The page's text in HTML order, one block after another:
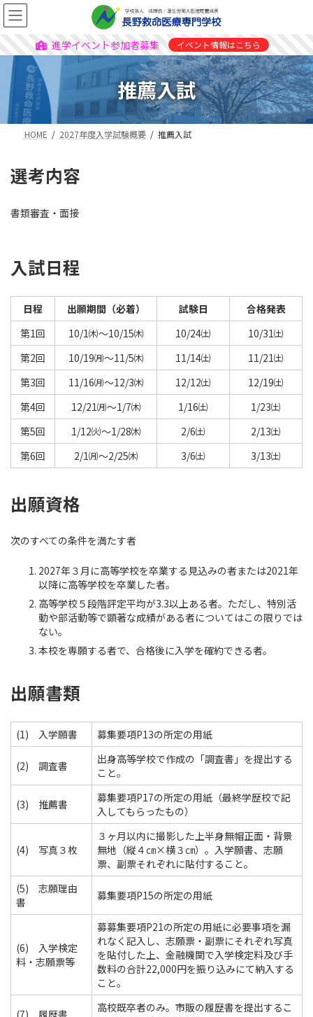
進学イベント参加者募集 イベント情報はこちら
推薦入試
HOME 2027年度入学試験概要 推薦入試
選考内容
書類審査・面接
入試日程
日程 出願期間（必着） 試験日
合格発表
第1回
10/1㈭～10/15㈭ 10/24㈯
10/31㈯
第2回
10/19㈪～11/5㈭ 11/14㈯
11/21㈯
第3回
11/16㈪～12/3㈭ 12/12㈯
12/19㈯
第4回
12/21㈪～1/7㈭ 1/16㈯
1/23㈯
第5回
1/12㈫～1/28㈭ 2/6㈯
2/13㈯
第6回
2/1㈪～2/25㈭ 3/6㈯ 3/13㈯
出願資格
次のすべての条件を満たす者
2027年３月に高等学校を卒業する見込みの者または2021年
以降に高等学校を卒業した者。
高等学校５段階評定平均が3.3以上ある者。ただし、特別活
動や部活動等で顕著な成績がある者についてはこの限りでは
ない。
本校を専願する者で、合格後に入学を確約できる者。
出願書類
(1) 入学願書 募集要項P13の所定の用紙
(2) 調査書
出身高等学校で作成の「調査書」を提出する
こと。
(3) 推薦書
募集要項P17の所定の用紙（最終学歴校で記
入してもらったもの）
(4) 写真３枚
３ヶ月以内に撮影した上半身無帽正面・背景
無地（縦４㎝×横３㎝）。入学願書、志願
票、副票それぞれに貼付すること。
(5) 志願理由
書
募集要項P15の所定の用紙
(6) 入学検定
料・志願票等
募募集要項P21の所定の用紙に必要事項を漏
れなく記入し、志願票・副票にそれぞれ写真
を貼付した上、金融機関で入学検定料及び手
数料の合計22,000円を振り込みにて納入する
こと。
高校既卒者のみ。市販の履歴書を提出するこ